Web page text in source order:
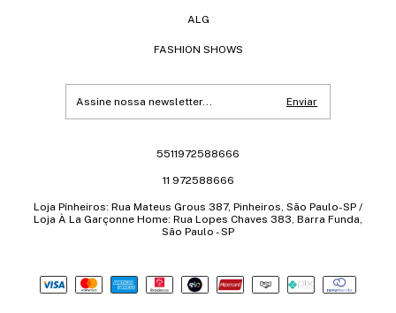
ALG
FASHION SHOWS
5511972588666
11 972588666
Loja Pínheiros: Rua Mateus Grous 387, Pinheiros, São Paulo-SP /
Loja À La Garçonne Home: Rua Lopes Chaves 383, Barra Funda,
São Paulo - SP